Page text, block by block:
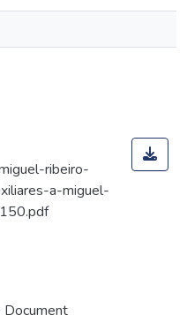
ribeiro-
a-miguel-